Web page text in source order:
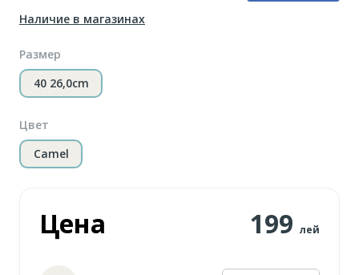
Наличие в магазинах
Размер
40 26,0cm
Цвет
Camel
Цена 199 лей